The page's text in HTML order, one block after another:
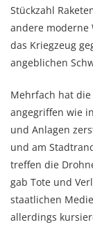
Stückzahl
andere moderne
das Kriegzeug
angeblichen
Mehrfach hat
angegriffen wie
und Anlagen
und am
treffen die
gab Tote und
staatlichen
allerdings